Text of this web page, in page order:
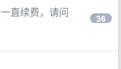
直续费，请问
36